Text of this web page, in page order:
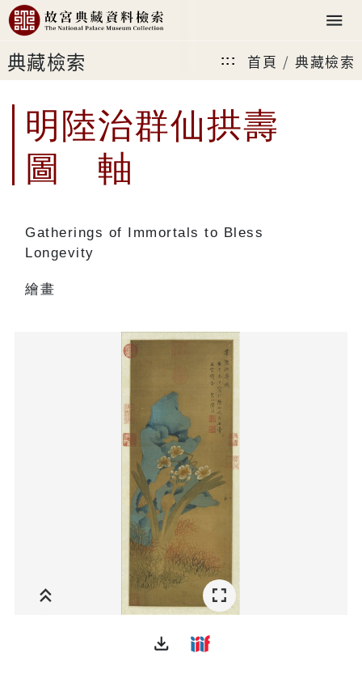
典藏檢索 ::: 首頁 典藏檢索
明陸治群仙拱壽
圖 軸
Gatherings of Immortals to Bless
Longevity
繪畫
file_download